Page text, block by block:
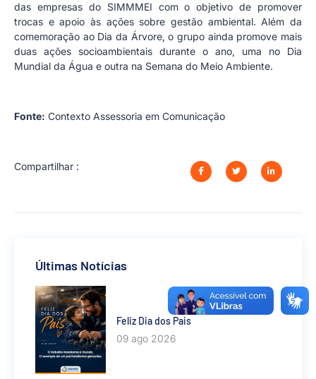
das empresas do SIMMMEI com o objetivo de promover
trocas e apoio às ações sobre gestão ambiental. Além da
comemoração ao Dia da Árvore, o grupo ainda promove mais
duas ações socioambientais durante o ano, uma no Dia
Mundial da Água e outra na Semana do Meio Ambiente.
Fonte: Contexto Assessoria em Comunicação
Compartilhar :
Últimas Notícias
Feliz Dia dos Pais
09 ago 2026